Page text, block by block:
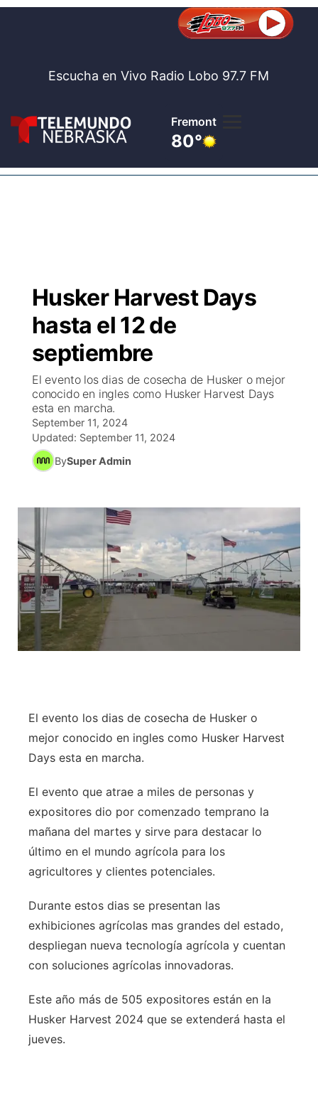
Escucha en Vivo Radio Lobo 97.7 FM
Fremont
80°
Husker Harvest Days
hasta el 12 de
septiembre
El evento los dias de cosecha de Husker o mejor
conocido en ingles como Husker Harvest Days
esta en marcha.
September 11, 2024
Updated: September 11, 2024
BySuper Admin
El evento los dias de cosecha de Husker o
mejor conocido en ingles como Husker Harvest
Days esta en marcha.
El evento que atrae a miles de personas y
expositores dio por comenzado temprano la
mañana del martes y sirve para destacar lo
último en el mundo agrícola para los
agricultores y clientes potenciales.
Durante estos dias se presentan las
exhibiciones agrícolas mas grandes del estado,
despliegan nueva tecnología agrícola y cuentan
con soluciones agrícolas innovadoras.
Este año más de 505 expositores están en la
Husker Harvest 2024 que se extenderá hasta el
jueves.